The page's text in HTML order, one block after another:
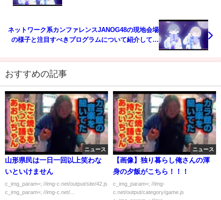
ネットワーク系カンファレンスJANOG48の現地会場
の様子と注目すべきプログラムについて紹介してみ
おすすめの記事
ニュース
山形県民は一日一回以上笑わな
いといけません
c_img_param=; //img-c.net/output/site/42.js
c_img_param=; //img-c.net/...
ニュース
【画像】独り暮らし俺さんの渾
身の夕飯がこちら！！！
c_img_param=; //img-
c.net/output/category/game.js